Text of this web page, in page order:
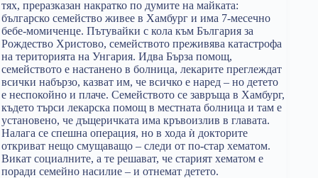
тях, преразказан накратко по думите на майката:
българско семейство живее в Хамбург и има 7-месечно
бебе-момиченце. Пътувайки с кола към България за
Рождество Христово, семейството преживява катастрофа
на територията на Унгария. Идва Бърза помощ,
семейството е настанено в болница, лекарите преглеждат
всички набързо, казват им, че всичко е наред – но детето
е неспокойно и плаче. Семейството се завръща в Хамбург,
където търси лекарска помощ в местната болница и там е
установено, че дъщеричката има кръвоизлив в главата.
Налага се спешна операция, но в хода ѝ докторите
откриват нещо смущаващо – следи от по-стар хематом.
Викат социалните, а те решават, че старият хематом е
поради семейно насилие – и отнемат детето.